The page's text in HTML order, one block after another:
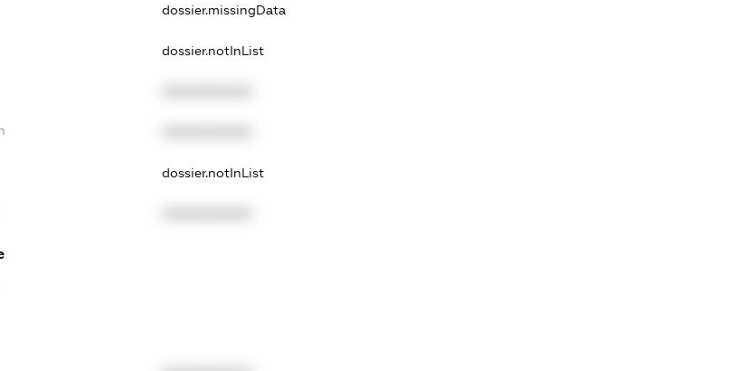
dossier.missingData
dossier.notInList
dossier.notInList